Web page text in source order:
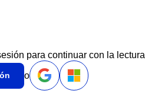
para continuar con la lectura
o